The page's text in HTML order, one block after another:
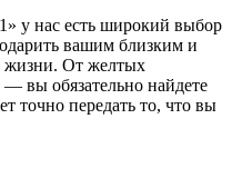
у нас есть широкий выбор
вашим близким и
жизни. От желтых
вы обязательно найдете
точно передать то, что вы